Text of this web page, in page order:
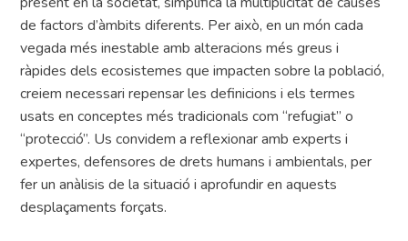
de factors d’àmbits diferents. Per això, en un món cada
vegada més inestable amb alteracions més greus i
ràpides dels ecosistemes que impacten sobre la població,
creiem necessari repensar les definicions i els termes
usats en conceptes més tradicionals com “refugiat” o
“protecció”. Us convidem a reflexionar amb experts i
expertes, defensores de drets humans i ambientals, per
fer un anàlisis de la situació i aprofundir en aquests
desplaçaments forçats.